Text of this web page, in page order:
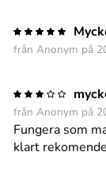
från Anonym på
från Anonym på
Fungera som
klart